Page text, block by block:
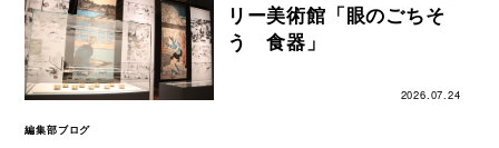
リー美術館「眼のごちそ
う 食器」
2026.07.24
編集部ブログ